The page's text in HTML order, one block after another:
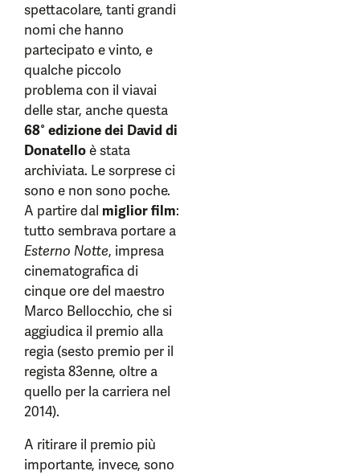
spettacolare, tanti grandi
nomi che hanno
partecipato e vinto, e
qualche piccolo
problema con il viavai
delle star, anche questa
68° edizione dei David di
Donatelloè stata
archiviata. Le sorprese ci
sono e non sono poche.
A partire dal miglior film:
tutto sembrava portare a
Esterno Notte, impresa
cinematografica di
cinque ore del maestro
Marco Bellocchio, che si
aggiudica il premio alla
regia (sesto premio per il
regista 83enne, oltre a
quello per la carriera nel
2014).
A ritirare il premio più
importante, invece, sono